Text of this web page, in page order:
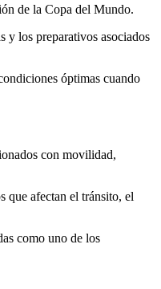
de la Copa del Mundo.
y los preparativos asociados
óptimas cuando
con movilidad,
que afectan el tránsito, el
como uno de los